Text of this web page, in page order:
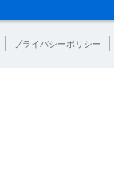
プライバシーポリシー